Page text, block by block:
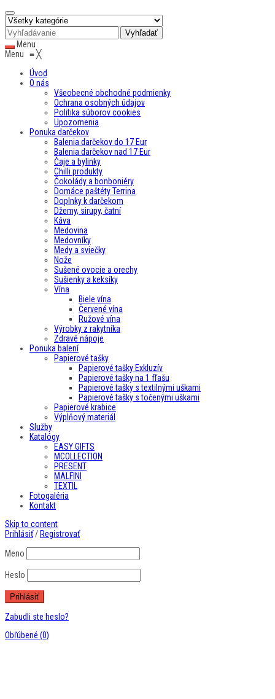
Menu
Menu ≡╳
Úvod
O nás
Všeobecné obchodné podmienky
Ochrana osobných údajov
Politika súborov cookies
Upozornenia
Ponuka darčekov
Balenia darčekov do 17 Eur
Balenia darčekov nad 17 Eur
Čaje a bylinky
Chilli produkty
Čokolády a bonboniéry
Domáce paštéty Terrina
Doplnky k darčekom
Džemy, sirupy, čatní
Káva
Medovina
Medovníky
Medy a sviečky
Nože
Sušené ovocie a orechy
Sušienky a keksíky
Vína
Biele vína
Červené vína
Ružové vína
Výrobky z rakytníka
Zdravé nápoje
Ponuka balení
Papierové tašky
Papierové tašky Exkluzív
Papierové tašky na 1 fľašu
Papierové tašky s textilnými uškami
Papierové tašky s točenými uškami
Papierové krabice
Výplňový materiál
Služby
Katalógy
EASY GIFTS
MCOLLECTION
PRESENT
MALFINI
TEXTIL
Fotogaléria
Kontakt
Skip to content
Prihlásiť/ Registrovať
Meno
Heslo
Zabudli ste heslo?
Obľúbené (0)